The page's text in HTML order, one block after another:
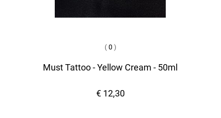
(0 )
Must Tattoo - Yellow Cream - 50ml
€ 12,30